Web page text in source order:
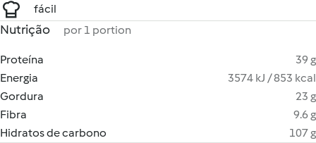
fácil
Nutrição por 1 portion
Proteína
39 g
Energia
3574 kJ / 853 kcal
Gordura
23 g
Fibra
9.6 g
Hidratos de carbono
107 g